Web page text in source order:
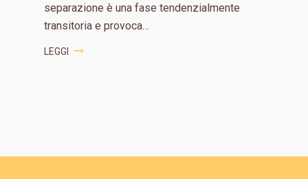
separazione è una fase tendenzialmente
transitoria e provoca…
LEGGI